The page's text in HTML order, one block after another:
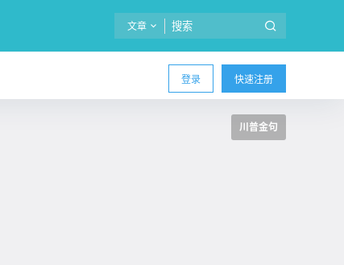
文章
登录 快速注册
川普金句